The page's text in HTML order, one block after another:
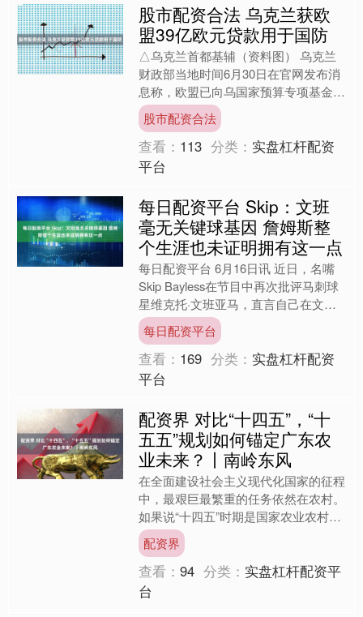
股市配资合法 乌克兰获欧
盟39亿欧元贷款用于国防
△乌克兰首都基辅（资料图） 乌克兰
财政部当地时间6月30日在官网发布消
息称，欧盟已向乌国家预算专项基金拨
付39亿欧元。 乌财政部长马尔琴科
称，这39亿欧元资金将....
股市配资合法
查看： 113 分类： 实盘杠杆配资
平台
每日配资平台 Skip：文班
毫无关键球基因 詹姆斯整
个生涯也未证明拥有这一点
每日配资平台 6月16日讯 近日，名嘴
Skip Bayless在节目中再次批评马刺球
星维克托·文班亚马，直言自己在文班
身上看到了“假硬汉”的一面。 Skip说
道....
每日配资平台
查看： 169 分类： 实盘杠杆配资
平台
配资界 对比“十四五”，“十
五五”规划如何锚定广东农
业未来？丨南岭东风
在全面建设社会主义现代化国家的征程
中，最艰巨最繁重的任务依然在农村。
如果说“十四五”时期是国家农业农村现
代化的启动键、夯基期，那么日前印发
的《加快农业农村现代化....
配资界
查看：94 分类： 实盘杠杆配资平
台